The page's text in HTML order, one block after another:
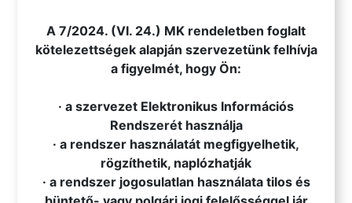
A 7/2024. (VI. 24.) MK rendeletben foglalt
kötelezettségek alapján szervezetünk felhívja
a figyelmét, hogy Ön:
· a szervezet Elektronikus Információs
Rendszerét használja
· a rendszer használatát megfigyelhetik,
rögzíthetik, naplózhatják
· a rendszer jogosulatlan használata tilos és